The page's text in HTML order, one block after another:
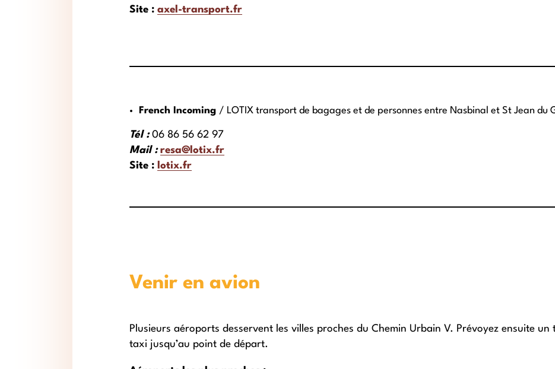
Site : axel-transport.fr
French Incoming / LOTIX transport de bagages et de personnes entre Nasbinal et St Jean du
Tél :06 86 56 62 97
Mail : resa@lotix.fr
Site : lotix.fr
Venir en avion
Plusieurs aéroports desservent les villes proches du Chemin Urbain V. Prévoyez ensuite
taxi jusqu’au point de départ.